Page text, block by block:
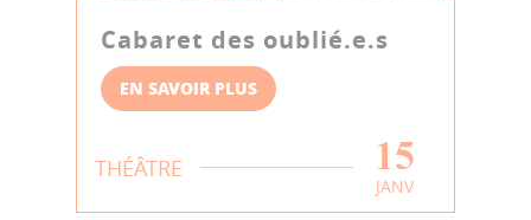
Cabaret des oublié.e.s
EN SAVOIR PLUS
THÉÂTRE 15
JANV